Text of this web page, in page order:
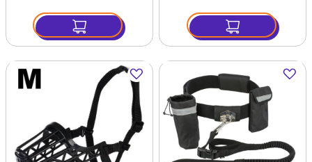
Dodaj
do
ulubionych
Dodaj
do